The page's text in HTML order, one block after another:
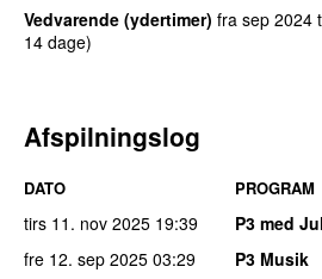
Vedvarende (ydertimer) fra sep 2024
14 dage)
Afspilningslog
DATO PROGRAM
tirs 11. nov 2025 19:39
P3 med
fre 12. sep 2025 03:29
P3 Musik